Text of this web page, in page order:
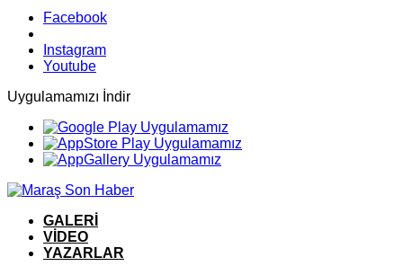
Facebook
Instagram
Youtube
Uygulamamızı İndir
GALERİ
VİDEO
YAZARLAR